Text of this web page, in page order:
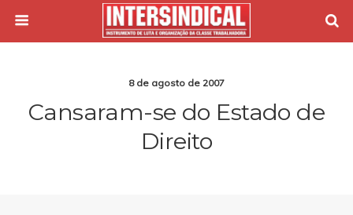
8 de agosto de 2007
Cansaram-se do Estado de
Direito